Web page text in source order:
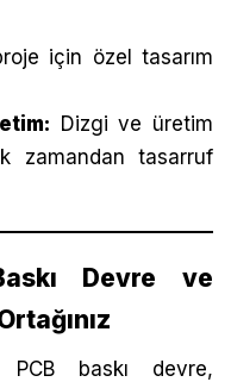
için özel tasarım
Dizgi ve üretim
zamandan tasarruf
Devre ve
baskı devre,